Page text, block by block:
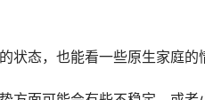
状态，也能看一些原生家庭的